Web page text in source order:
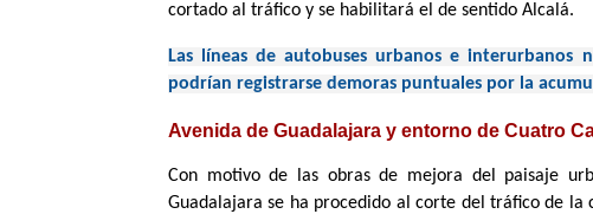
cortado al tráfico y se habilitará el de sentido Alcalá.
Las líneas de autobuses urbanos e interurbanos
podrían registrarse demoras puntuales por la
Avenida de Guadalajara y entorno de Cuatro
Con motivo de las obras de mejora del paisaje
Guadalajara se ha procedido al corte del tráfico de la